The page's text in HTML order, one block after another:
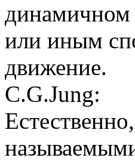
динамичном
или иным
движение.
C.G.Jung: